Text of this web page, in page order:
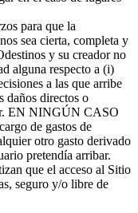
para que la
sea cierta, completa y
y su creador no
alguna respecto a (i)
a las que arribe
daños directos o
EN NINGÚN CASO
de gastos de
otro gasto derivado
pretendía arribar.
que el acceso al Sitio
seguro y/o libre de